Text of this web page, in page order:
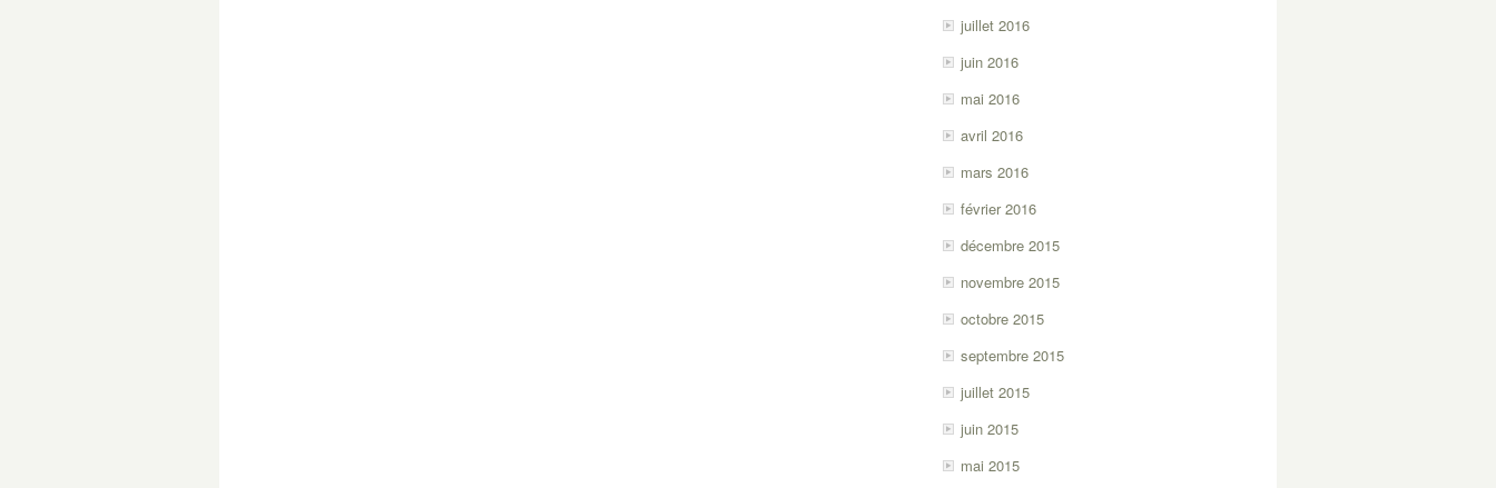
juillet 2016
juin 2016
mai 2016
avril 2016
mars 2016
février 2016
décembre 2015
novembre 2015
octobre 2015
septembre 2015
juillet 2015
juin 2015
mai 2015